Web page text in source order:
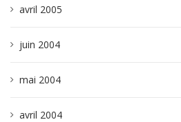
avril 2005
juin 2004
mai 2004
avril 2004